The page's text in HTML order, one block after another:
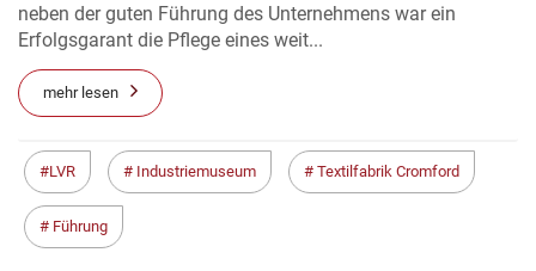
neben der guten Führung des Unternehmens war ein
Erfolgsgarant die Pflege eines weit...
mehr lesen
LVR Industriemuseum Textilfabrik Cromford
Führung